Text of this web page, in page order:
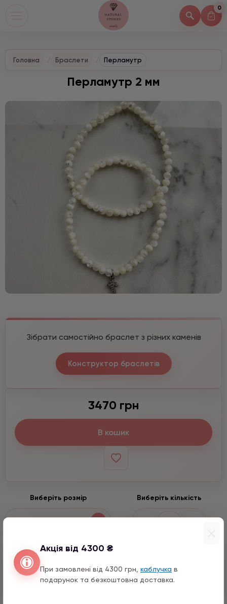
Акція від 4300 ₴
При замовлені від 4300 грн, каблучка в
подарунок та безкоштовна доставка.
0
Головна Браслети Перламутр
Перламутр 2 мм
Зібрати самостійно браслет з різних каменів
Конструктор браслетів
3470 грн
В кошик
Виберіть розмір
2 мм
Виберіть кількість
− +
Варіанти підвісок
Хрестик
990 грн